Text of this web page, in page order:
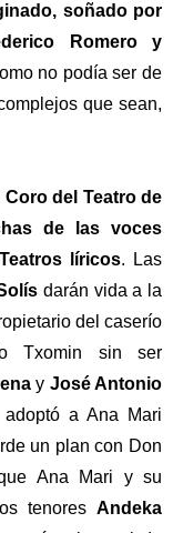
soñado por
Romero y
no podía ser de
que sean,
Coro del Teatro de
de las voces
líricos. Las
darán vida a la
del caserío
Txomin sin ser
y José Antonio
a Ana Mari
un plan con Don
Ana Mari y su
tenores Andeka